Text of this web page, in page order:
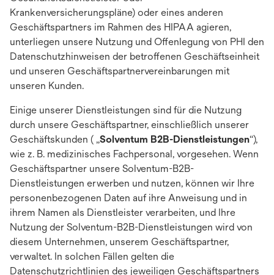
Krankenversicherungspläne) oder eines anderen
Geschäftspartners im Rahmen des HIPAA agieren,
unterliegen unsere Nutzung und Offenlegung von PHI den
Datenschutzhinweisen der betroffenen Geschäftseinheit
und unseren Geschäftspartnervereinbarungen mit
unseren Kunden.
Einige unserer Dienstleistungen sind für die Nutzung
durch unsere Geschäftspartner, einschließlich unserer
Geschäftskunden ( „Solventum B2B-Dienstleistungen“),
wie z. B. medizinisches Fachpersonal, vorgesehen. Wenn
Geschäftspartner unsere Solventum-B2B-
Dienstleistungen erwerben und nutzen, können wir Ihre
personenbezogenen Daten auf ihre Anweisung und in
ihrem Namen als Dienstleister verarbeiten, und Ihre
Nutzung der Solventum-B2B-Dienstleistungen wird von
diesem Unternehmen, unserem Geschäftspartner,
verwaltet. In solchen Fällen gelten die
Datenschutzrichtlinien des jeweiligen Geschäftspartners